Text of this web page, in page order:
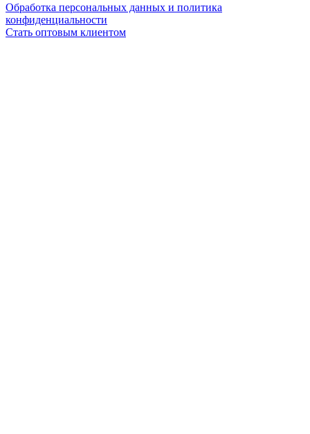
Обработка персональных данных и политика
конфиденциальности
Стать оптовым клиентом